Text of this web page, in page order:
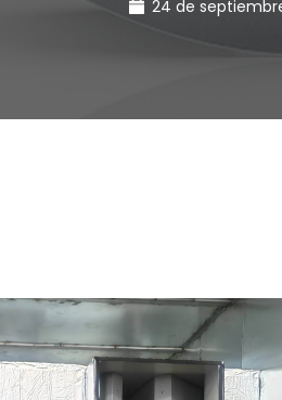
24 de